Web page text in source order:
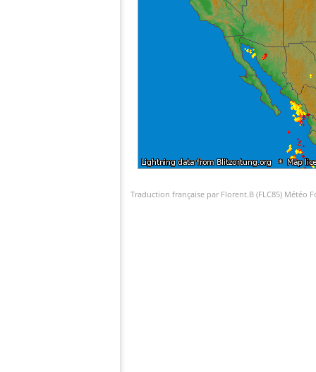
Traduction française par Florent.B (FLC85) Météo